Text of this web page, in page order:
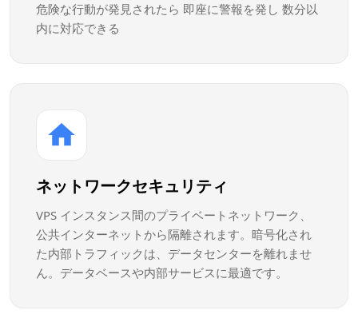
危険な行動が発見されたら 即座に警報を発し 数分以
内に対応できる
ネットワークセキュリティ
VPS インスタンス間のプライベートネットワーク、
公共インターネットから隔離されます。暗号化され
た内部トラフィックは、データセンターを離れませ
ん。データベースや内部サービスに最適です。